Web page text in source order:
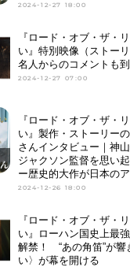
2024-12-27 18:00
『ロード・オブ・ザ・
い』特別映像（ストー
名人からのコメントも
2024-12-27 07:00
『ロード・オブ・ザ・
い』製作・ストーリー
さんインタビュー｜神
ジャクソン監督を思い
ー歴史的大作が日本の
2024-12-26 18:00
『ロード・オブ・ザ・
い』ローハン国史上最
解禁！ “あの角笛”が響
い〉が幕を開ける